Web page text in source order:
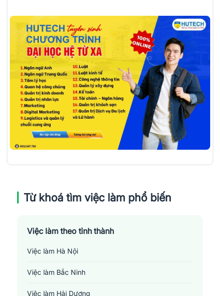
Từ khoá tìm việc làm phổ biến
Việc làm theo tỉnh thành
Việc làm Hà Nội
Việc làm Bắc Ninh
Việc làm Hải Dương